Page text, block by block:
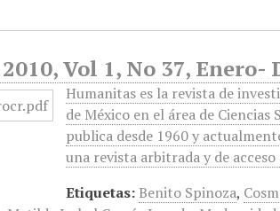
Vol 1, No 37, Enero-
Humanitas es la revista de
de México en el área de Ciencias
publica desde 1960 y
una revista arbitrada y de
Etiquetas: Benito Spinoza,